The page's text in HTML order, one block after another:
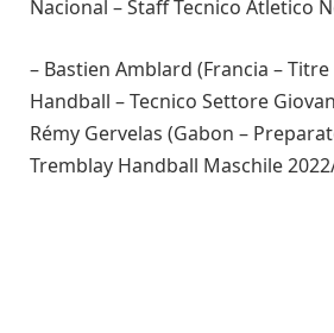
Nacional – Staff Tecnico Atletico
– Bastien Amblard (Francia –
Handball – Tecnico Settore
Rémy Gervelas (Gabon –
Tremblay Handball Maschile